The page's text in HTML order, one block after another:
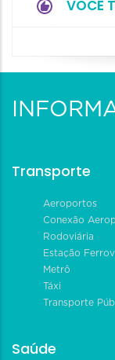
VOCÊ
Transporte
Aeroportos
Conexão
Rodoviária
Estação
Metrô
Táxi
Transporte
Saúde